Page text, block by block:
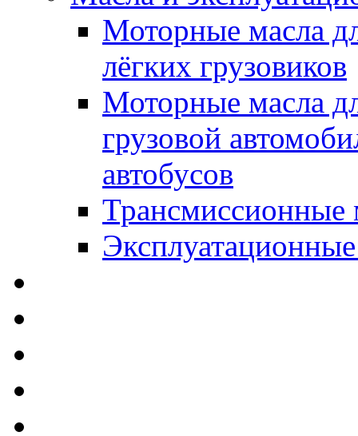
Моторные масла
лёгких грузовиков
Моторные масла
грузовой
автобусов
Трансмиссионные